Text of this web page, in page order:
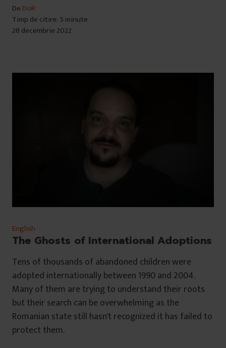
De DoR
Timp de citire: 5 minute
28 decembrie 2022
English
The Ghosts of International Adoptions
Tens of thousands of abandoned children were
adopted internationally between 1990 and 2004.
Many of them are trying to understand their roots
but their search can be overwhelming as the
Romanian state still hasn't recognized it has failed to
protect them.